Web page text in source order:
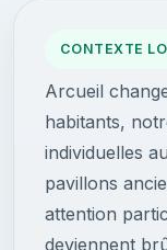
CONTEXTE
Arcueil
habitants,
individuelles
pavillons
attention
deviennent